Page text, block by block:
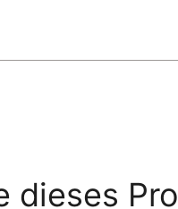
dieses